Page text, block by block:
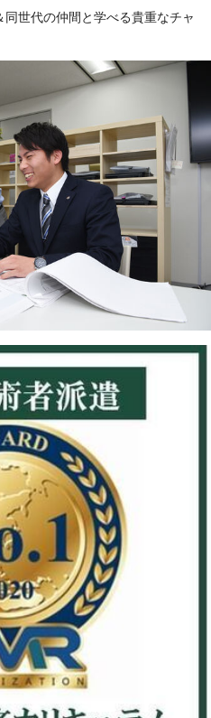
世代の仲間と学べる貴重なチャ